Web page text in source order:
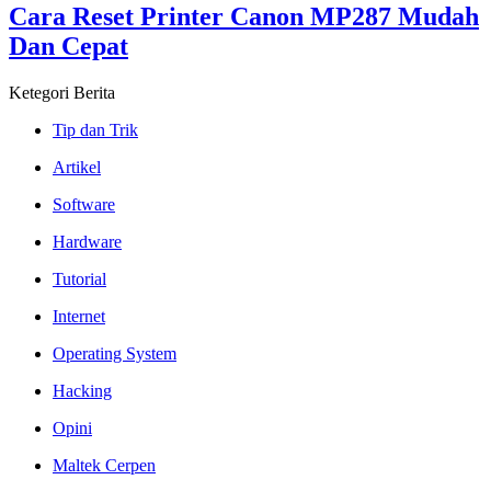
Cara Reset Printer Canon MP287 Mudah
Dan Cepat
Ketegori Berita
Tip dan Trik
Artikel
Software
Hardware
Tutorial
Internet
Operating System
Hacking
Opini
Maltek Cerpen